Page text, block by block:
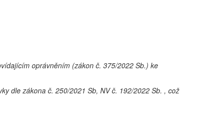
oprávněním (zákon č. 375/2022 Sb.) ke
dle zákona č. 250/2021 Sb, NV č. 192/2022 Sb. , což